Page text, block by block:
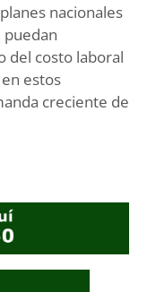
nacionales
puedan
del costo laboral
estos
creciente de